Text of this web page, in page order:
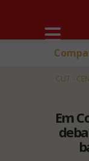
CUT -
Em